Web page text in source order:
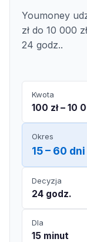
Youmoney
zł do 10 000
24 godz..
Kwota
100 zł – 10
Okres
15 – 60 dni
Decyzja
24 godz.
Dla
15 minut